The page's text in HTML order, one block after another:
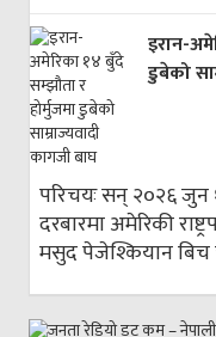
इरान-
डुबेको
परिचयः सन् २०२६ जुन
दरबारमा अमेरिकी
मसुद पेजेश्कियान बिच